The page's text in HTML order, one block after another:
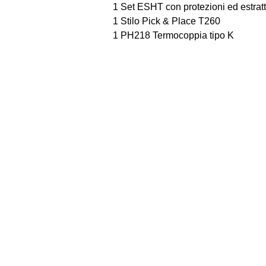
1 Set ESHT con protezioni ed
1 Stilo Pick & Place T260
1 PH218 Termocoppia tipo K